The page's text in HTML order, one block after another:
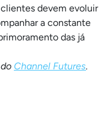
devem evoluir
a constante
das já
Channel Futures.